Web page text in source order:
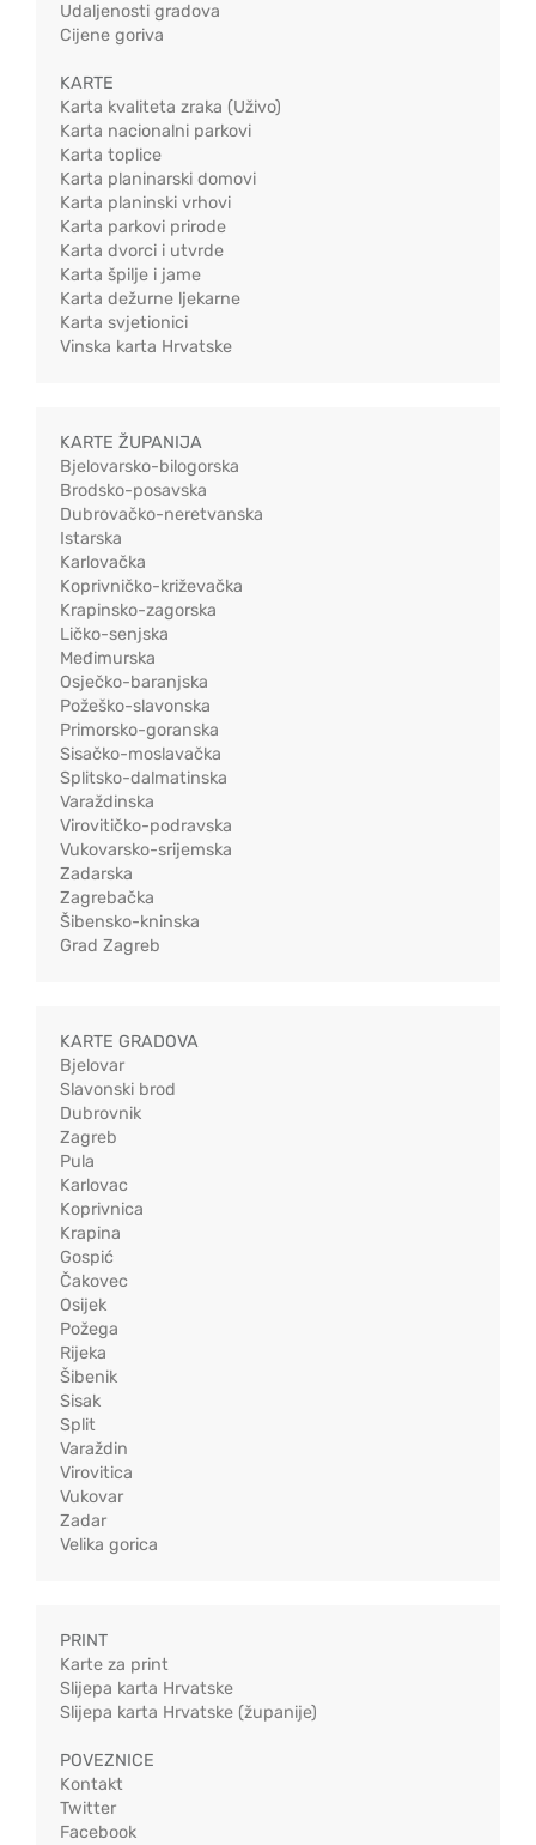
Udaljenosti gradova
Cijene goriva
KARTE
Karta kvaliteta zraka (Uživo)
Karta nacionalni parkovi
Karta toplice
Karta planinarski domovi
Karta planinski vrhovi
Karta parkovi prirode
Karta dvorci i utvrde
Karta špilje i jame
Karta dežurne ljekarne
Karta svjetionici
Vinska karta Hrvatske
KARTE ŽUPANIJA
Bjelovarsko-bilogorska
Brodsko-posavska
Dubrovačko-neretvanska
Istarska
Karlovačka
Koprivničko-križevačka
Krapinsko-zagorska
Ličko-senjska
Međimurska
Osječko-baranjska
Požeško-slavonska
Primorsko-goranska
Sisačko-moslavačka
Splitsko-dalmatinska
Varaždinska
Virovitičko-podravska
Vukovarsko-srijemska
Zadarska
Zagrebačka
Šibensko-kninska
Grad Zagreb
KARTE GRADOVA
Bjelovar
Slavonski brod
Dubrovnik
Zagreb
Pula
Karlovac
Koprivnica
Krapina
Gospić
Čakovec
Osijek
Požega
Rijeka
Šibenik
Sisak
Split
Varaždin
Virovitica
Vukovar
Zadar
Velika gorica
PRINT
Karte za print
Slijepa karta Hrvatske
Slijepa karta Hrvatske (županije)
POVEZNICE
Kontakt
Twitter
Facebook